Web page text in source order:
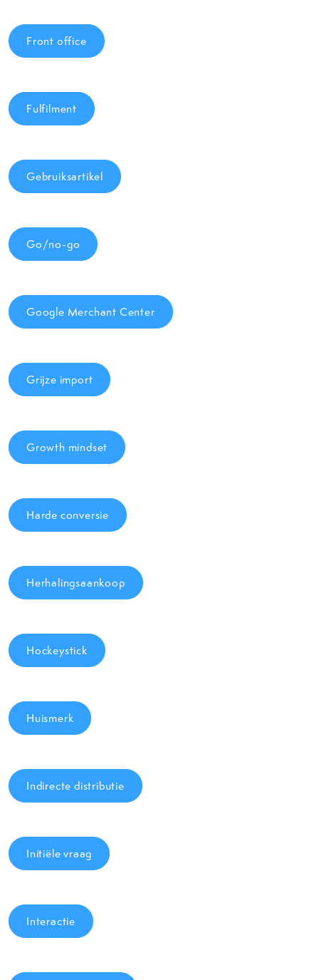
Front office
Fulfilment
Gebruiksartikel
Go/no-go
Google Merchant Center
Grijze import
Growth mindset
Harde conversie
Herhalingsaankoop
Hockeystick
Huismerk
Indirecte distributie
Initiële vraag
Interactie